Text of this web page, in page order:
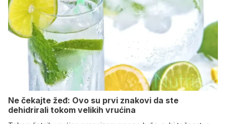
Ne čekajte žeđ: Ovo su prvi znakovi da ste
dehidrirali tokom velikih vrućina